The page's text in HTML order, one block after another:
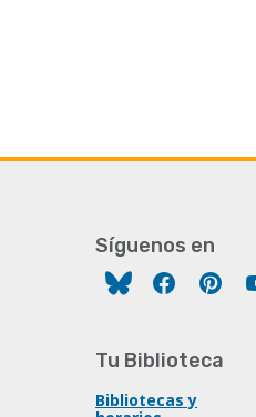
Síguenos en
Facebook
Tu Biblioteca
Bibliotecas y